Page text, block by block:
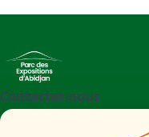
Contactez-nous